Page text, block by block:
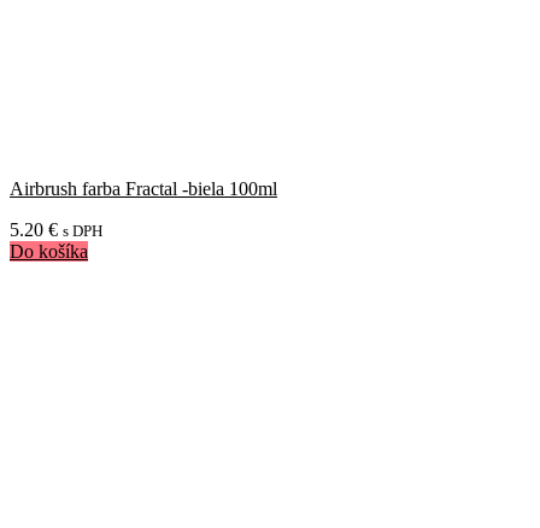
Airbrush farba Fractal -biela 100ml
5.20 € s DPH
Do košíka